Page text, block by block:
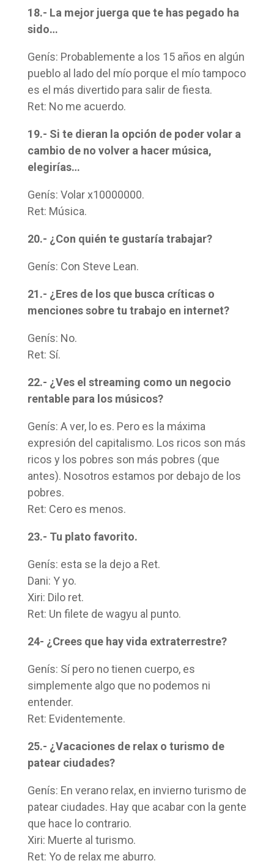
18.- La mejor juerga que te has pegado ha
sido…
Genís: Probablemente a los 15 años en algún
pueblo al lado del mío porque el mío tampoco
es el más divertido para salir de fiesta.
Ret: No me acuerdo.
19.- Si te dieran la opción de poder volar a
cambio de no volver a hacer música,
elegirías…
Genís: Volar x10000000.
Ret: Música.
20.- ¿Con quién te gustaría trabajar?
Genís: Con Steve Lean.
21.- ¿Eres de los que busca críticas o
menciones sobre tu trabajo en internet?
Genís: No.
Ret: Sí.
22.- ¿Ves el streaming como un negocio
rentable para los músicos?
Genís: A ver, lo es. Pero es la máxima
expresión del capitalismo. Los ricos son más
ricos y los pobres son más pobres (que
antes). Nosotros estamos por debajo de los
pobres.
Ret: Cero es menos.
23.- Tu plato favorito.
Genís: esta se la dejo a Ret.
Dani: Y yo.
Xiri: Dilo ret.
Ret: Un filete de wagyu al punto.
24- ¿Crees que hay vida extraterrestre?
Genís: Sí pero no tienen cuerpo, es
simplemente algo que no podemos ni
entender.
Ret: Evidentemente.
25.- ¿Vacaciones de relax o turismo de
patear ciudades?
Genís: En verano relax, en invierno turismo de
patear ciudades. Hay que acabar con la gente
que hace lo contrario.
Xiri: Muerte al turismo.
Ret: Yo de relax me aburro.